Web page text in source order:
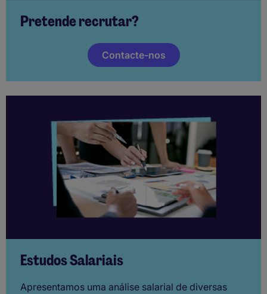
Pretende recrutar?
Contacte-nos
Estudos Salariais
Apresentamos uma análise salarial de diversas